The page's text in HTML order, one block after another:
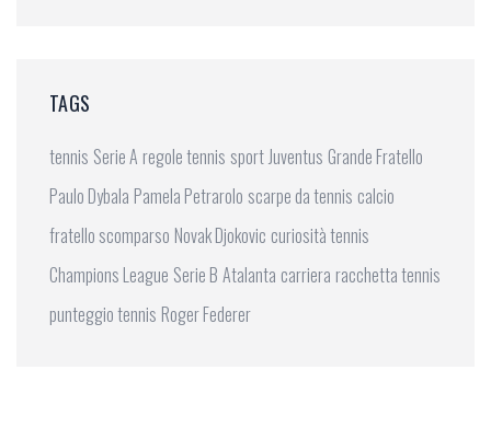
TAGS
tennis Serie A regole tennis sportJuventus Grande Fratello
Paulo Dybala Pamela Petrarolo scarpe da tennis calcio
fratello scomparso Novak Djokovic curiosità tennis
Champions League Serie B Atalanta carriera racchetta tennis
punteggio tennis Roger Federer